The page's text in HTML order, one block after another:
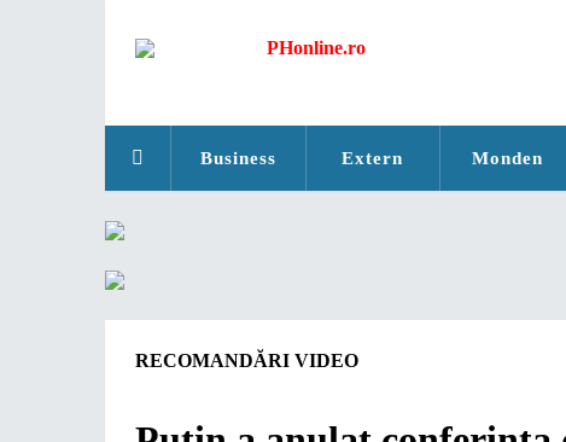
Business Extern Monden
RECOMANDĂRI VIDEO